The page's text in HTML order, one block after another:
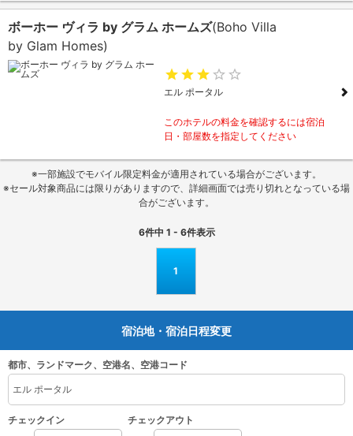
ボーホー ヴィラ by グラム ホームズ(Boho Villa
by Glam Homes)
エル ポータル
このホテルの料金を確認するには宿泊
日・部屋数を指定してください
※一部施設でモバイル限定料金が適用されている場合がございます。
※セール対象商品には限りがありますので、詳細画面では売り切れとなっている場
合がございます。
6件中 1 - 6件表示
1
宿泊地・宿泊日程変更
都市、ランドマーク、空港名、空港コード
チェックイン チェックアウト